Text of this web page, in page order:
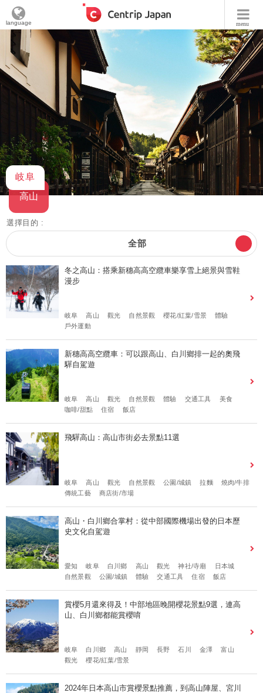
menu
language
岐阜
高山
選擇目的 :
全部
冬之高山：搭乘新穗高高空纜車樂享雪上絕景與雪鞋
漫步
岐阜 高山 觀光 自然景觀 櫻花/紅葉/雪景
體驗
戶外運動
新穗高高空纜車：可以跟高山、白川鄉排一起的奧飛
驒自駕遊
岐阜 高山 觀光 自然景觀 體驗 交通工具
美食
咖啡/甜點
住宿 飯店
飛驒高山：高山市街必去景點11選
岐阜 高山 觀光 自然景觀 公園/城鎮 拉麵
燒肉/牛排
傳統工藝
商店街/市場
高山・白川鄉合掌村：從中部國際機場出發的日本歷
史文化自駕遊
愛知 岐阜 白川鄉 高山 觀光 神社/寺廟
日本城
自然景觀
公園/城鎮 體驗 交通工具 住宿 飯店
賞櫻5月還來得及！中部地區晚開櫻花景點9選，連高
山、白川鄉都能賞櫻唷
岐阜 白川鄉 高山 靜岡 長野 石川 金澤
富山
觀光
櫻花/紅葉/雪景
2024年日本高山市賞櫻景點推薦，到高山陣屋、宮川